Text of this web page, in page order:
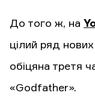
До того ж, на
цілий ряд
обіцяна третя
«Godfather».